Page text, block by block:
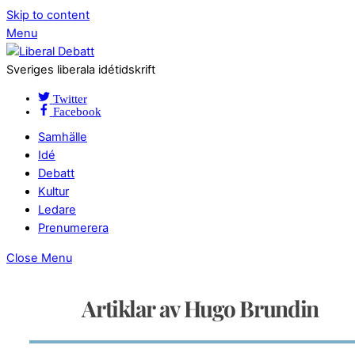
Skip to content
Menu
Sveriges liberala idétidskrift
Twitter
Facebook
Samhälle
Idé
Debatt
Kultur
Ledare
Prenumerera
Close Menu
Artiklar av Hugo Brundin